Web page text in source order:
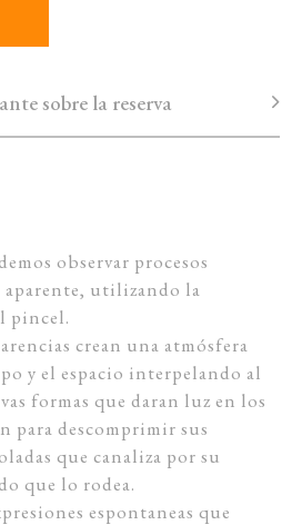
sobre la reserva
observar procesos
utilizando la
pincel.
crean una atmósfera
y el espacio interpelando al
formas que daran luz en los
para descomprimir sus
que canaliza por su
que lo rodea.
espontaneas que